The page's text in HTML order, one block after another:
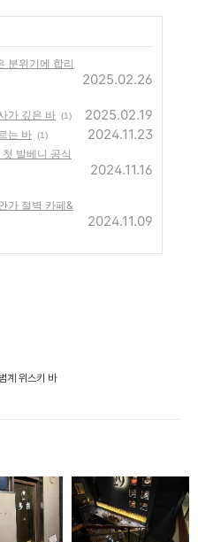
분위기에 합리
2025.02.26
가 깊은 바 (1) 2025.02.19
는 바 (1) 2024.11.23
발베니 공식
2024.11.16
가 절벽 카페&
2024.11.09
계 위스키 바